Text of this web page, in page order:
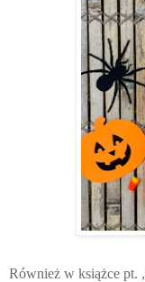
Również w książce pt.